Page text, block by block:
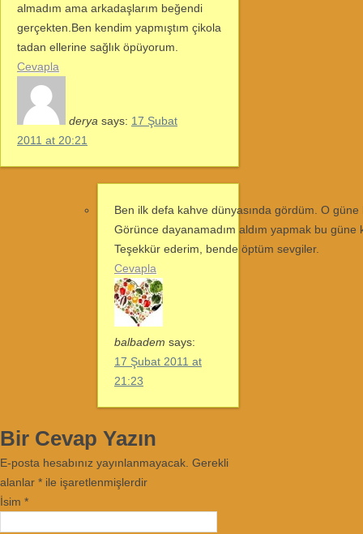
almadım ama arkadaşlarım beğendi
gerçekten.Ben kendim yapmıştım çikola
tadan ellerine sağlık öpüyorum.
Cevapla
derya says: 17 Şubat
2011 at 20:21
Ben ilk defa kahve dünyasında gördüm. O
Görünce dayanamadım aldım yapmak bu güne
Teşekkür ederim, bende öptüm sevgiler.
Cevapla
balbadem says:
17 Şubat 2011 at
21:23
Bir Cevap Yazın
E-posta hesabınız yayınlanmayacak. Gerekli
alanlar * ile işaretlenmişlerdir
İsim *